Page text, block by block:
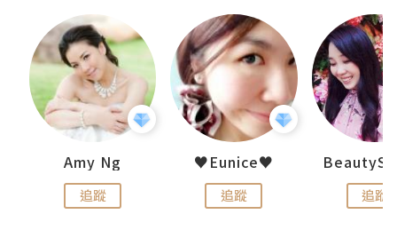
Amy Ng
追蹤
♥Eunice♥
追蹤 追蹤